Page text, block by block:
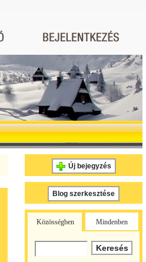
Új bejegyzés
Blog szerkesztése
Közösségben Mindenben